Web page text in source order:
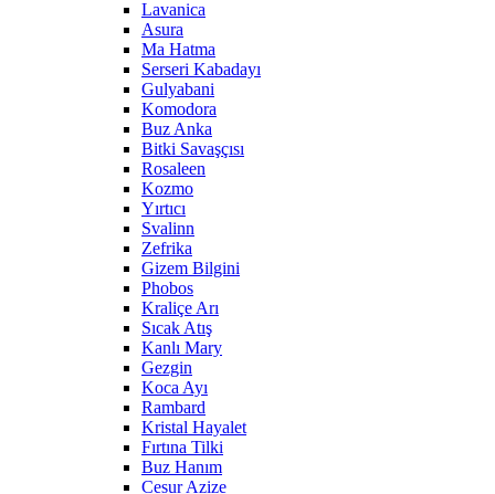
Lavanica
Asura
Ma Hatma
Serseri Kabadayı
Gulyabani
Komodora
Buz Anka
Bitki Savaşçısı
Rosaleen
Kozmo
Yırtıcı
Svalinn
Zefrika
Gizem Bilgini
Phobos
Kraliçe Arı
Sıcak Atış
Kanlı Mary
Gezgin
Koca Ayı
Rambard
Kristal Hayalet
Fırtına Tilki
Buz Hanım
Cesur Azize